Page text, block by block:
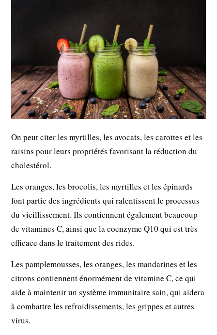
On peut citer les myrtilles, les avocats, les carottes et les
raisins pour leurs propriétés favorisant la réduction du
cholestérol.
Les oranges, les brocolis, les myrtilles et les épinards
font partie des ingrédients qui ralentissent le processus
du vieillissement. Ils contiennent également beaucoup
de vitamines C, ainsi que la coenzyme Q10 qui est très
efficace dans le traitement des rides.
Les pamplemousses, les oranges, les mandarines et les
citrons contiennent énormément de vitamine C, ce qui
aide à maintenir un système immunitaire sain, qui aidera
à combattre les refroidissements, les grippes et autres
virus.